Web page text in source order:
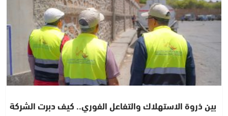
بين ذروة الاستهلاك والتفاعل الفوري.. كيف دبرت الشركة